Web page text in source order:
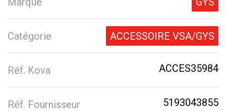
Catégorie ACCESSOIRE VSA/GYS
Réf. Kova ACCES35984
Réf. Fournisseur 5193043855